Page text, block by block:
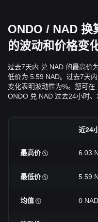
ONDO / NAD 换
的波动和价格变
过去7天内 兑 NAD 的最高价
低价为 5.59 NAD。过去7天
变化表明波动性为%。您可
ONDO 兑 NAD 过去24小时、
近24
最高价 6.03
最低价 5.59
均值 0 NAD